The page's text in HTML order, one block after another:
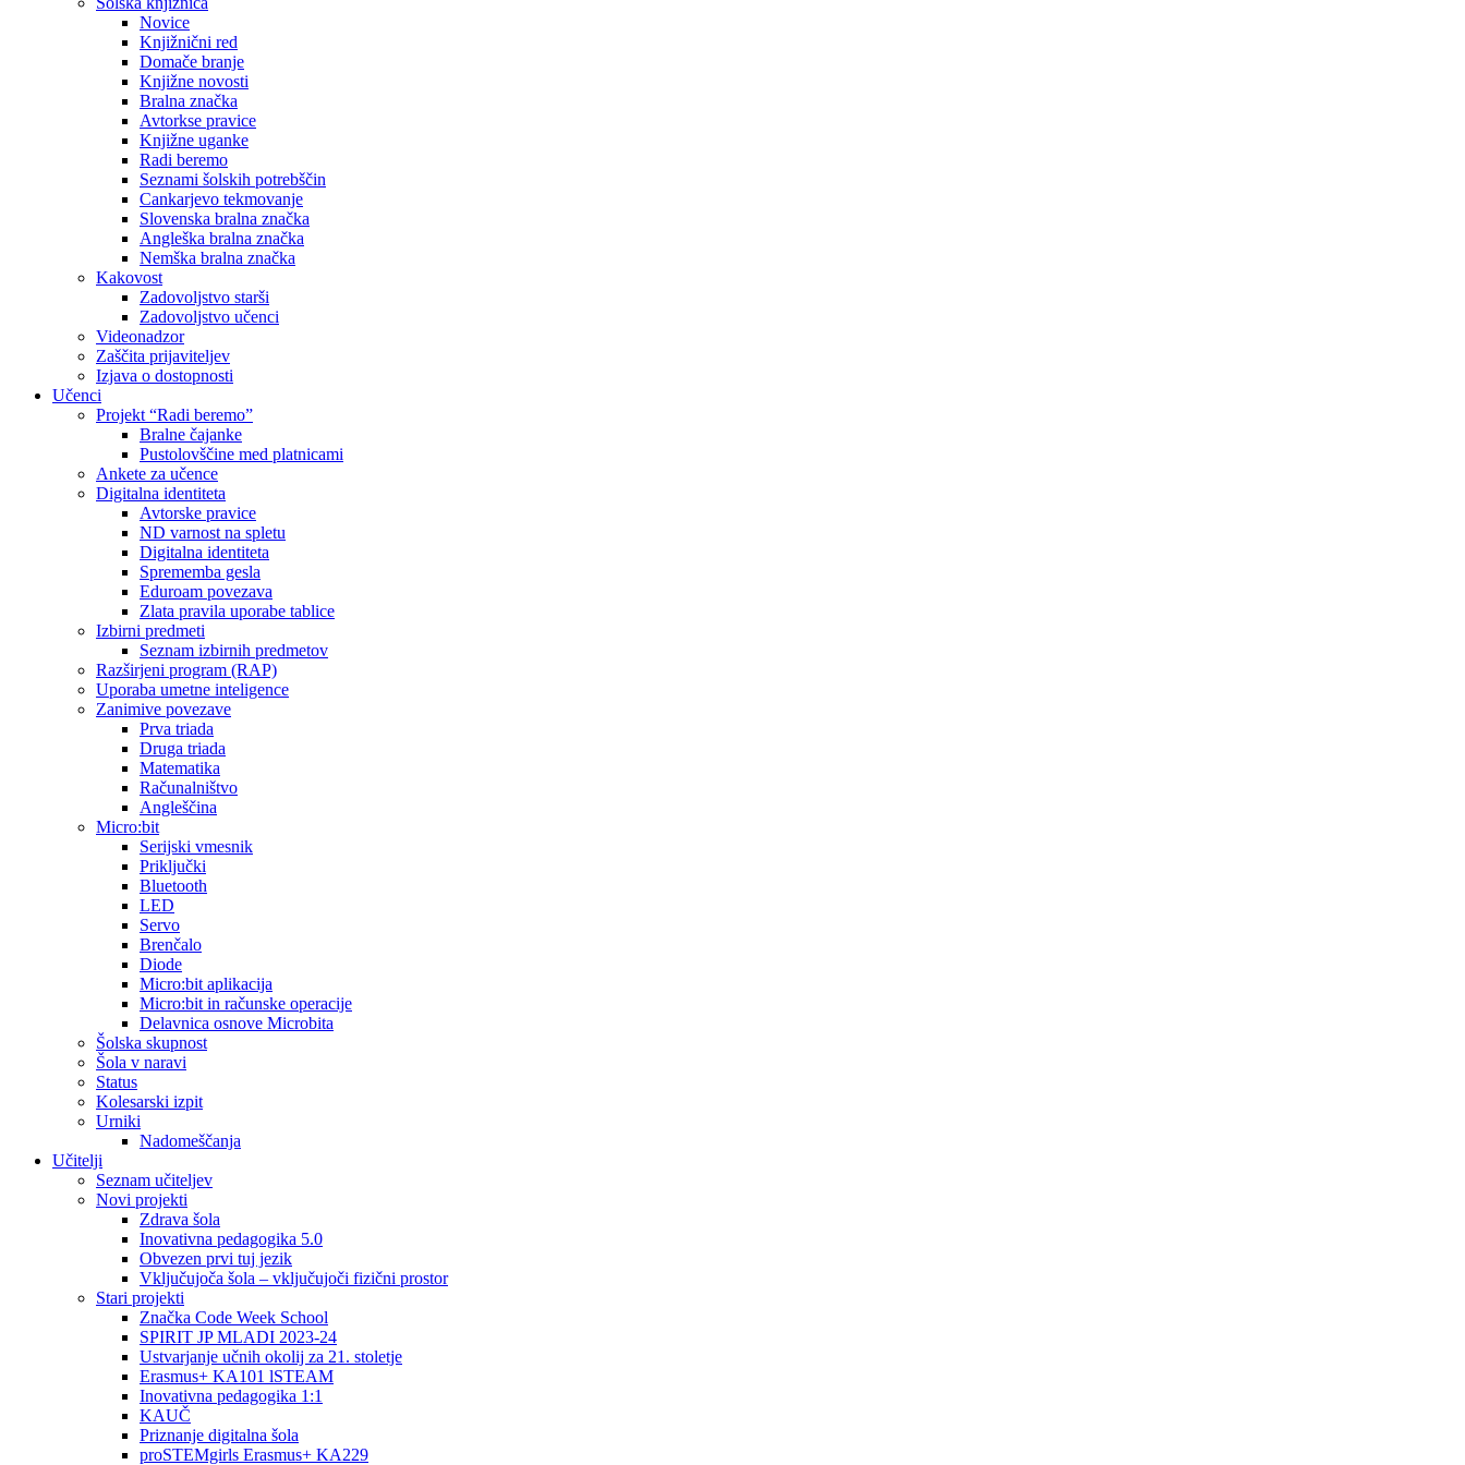
Novice
Knjižnični red
Domače branje
Knjižne novosti
Bralna značka
Avtorkse pravice
Knjižne uganke
Radi beremo
Seznami šolskih potrebščin
Cankarjevo tekmovanje
Slovenska bralna značka
Angleška bralna značka
Nemška bralna značka
Kakovost
Zadovoljstvo starši
Zadovoljstvo učenci
Videonadzor
Zaščita prijaviteljev
Izjava o dostopnosti
Učenci
Projekt “Radi beremo”
Bralne čajanke
Pustolovščine med platnicami
Ankete za učence
Digitalna identiteta
Avtorske pravice
ND varnost na spletu
Digitalna identiteta
Sprememba gesla
Eduroam povezava
Zlata pravila uporabe tablice
Izbirni predmeti
Seznam izbirnih predmetov
Razširjeni program (RAP)
Uporaba umetne inteligence
Zanimive povezave
Prva triada
Druga triada
Matematika
Računalništvo
Angleščina
Micro:bit
Serijski vmesnik
Priključki
Bluetooth
LED
Servo
Brenčalo
Diode
Micro:bit aplikacija
Micro:bit in računske operacije
Delavnica osnove Microbita
Šolska skupnost
Šola v naravi
Status
Kolesarski izpit
Urniki
Nadomeščanja
Učitelji
Seznam učiteljev
Novi projekti
Zdrava šola
Inovativna pedagogika 5.0
Obvezen prvi tuj jezik
Vključujoča šola – vključujoči fizični prostor
Stari projekti
Značka Code Week School
SPIRIT JP MLADI 2023-24
Ustvarjanje učnih okolij za 21. stoletje
Erasmus+ KA101 lSTEAM
Inovativna pedagogika 1:1
KAUČ
Priznanje digitalna šola
proSTEMgirls Erasmus+ KA229